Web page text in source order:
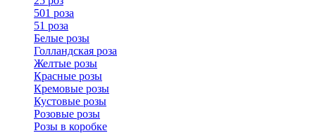
501 роза
51 роза
Белые розы
Голландская роза
Желтые розы
Красные розы
Кремовые розы
Кустовые розы
Розовые розы
Розы в коробке